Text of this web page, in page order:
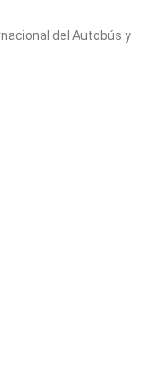
del Autobús y